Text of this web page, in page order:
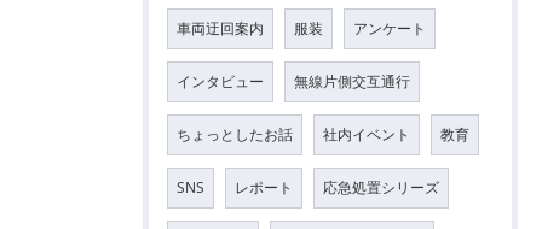
車両迂回案内 服装 アンケート
インタビュー 無線片側交互通行
ちょっとしたお話 社内イベント 教育
SNS レポート 応急処置シリーズ